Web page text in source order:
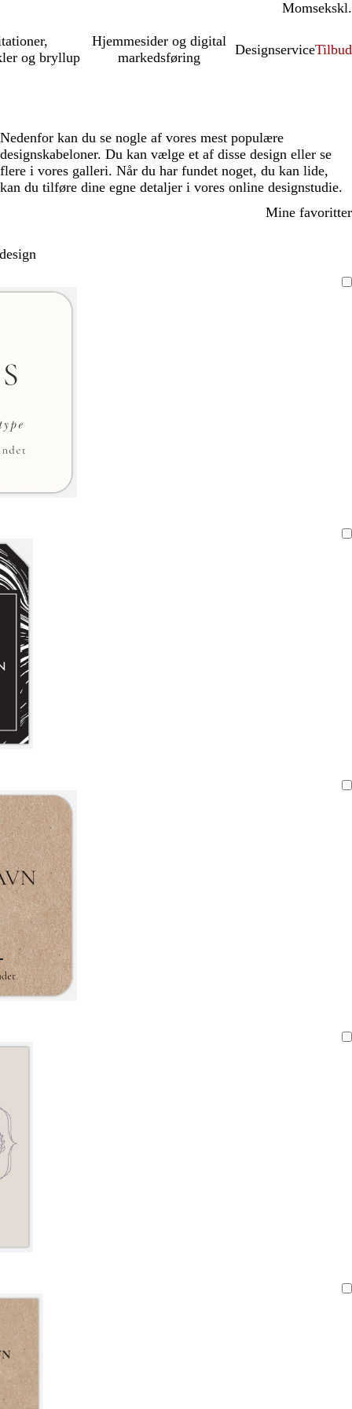
Momsinkl.
ekskl.
og bryllup
Hjemmesider og digital
markedsføring
DesignserviceTilbud
Nedenfor kan du se nogle af vores mest populære
designskabeloner. Du kan vælge et af disse design eller se
flere i vores galleri. Når du har fundet noget, du kan lide,
kan du tilføre dine egne detaljer i vores online designstudie.
Mine favoritter